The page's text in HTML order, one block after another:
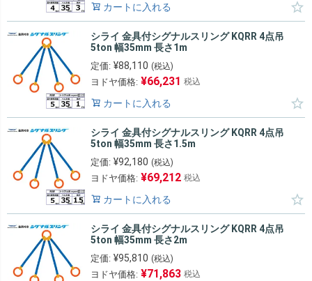
カートに入れる
シライ 金具付シグナルスリング KQRR 4点吊
5ton 幅35mm 長さ1m
定価: ¥88,110 (税込)
ヨドヤ価格: ¥66,231 税込
カートに入れる
シライ 金具付シグナルスリング KQRR 4点吊
5ton 幅35mm 長さ1.5m
定価: ¥92,180 (税込)
ヨドヤ価格: ¥69,212 税込
カートに入れる
シライ 金具付シグナルスリング KQRR 4点吊
5ton 幅35mm 長さ2m
定価: ¥95,810 (税込)
ヨドヤ価格: ¥71,863 税込